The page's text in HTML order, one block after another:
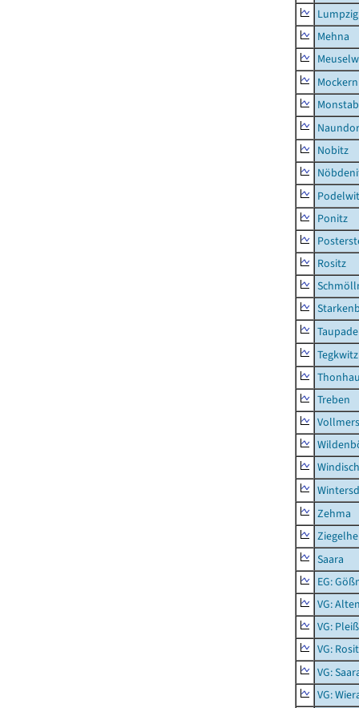
Lumpzig
Mehna
Mockern
Monstab
Nobitz
Ponitz
Rositz
Tegkwitz
Treben
Zehma
Saara
EG:
VG:
VG:
VG:
VG:
VG: